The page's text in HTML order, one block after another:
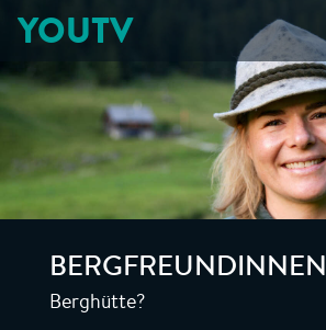
YOUTV
BERGFREUNDINNEN
Berghütte?